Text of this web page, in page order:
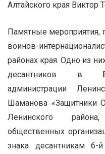
Алтайского края Виктор
Памятные
воинов-
районах края. Одно из
десантников в
администрации
Шаманова «Защитники
Ленинского
общественных
знака десантникам 6-